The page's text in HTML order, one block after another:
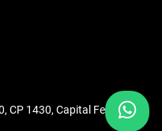
CP 1430, Capital Federal,